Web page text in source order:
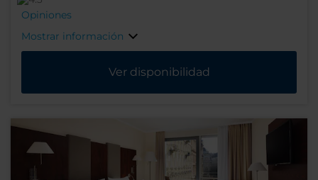
Opiniones
Mostrar información
Ver disponibilidad